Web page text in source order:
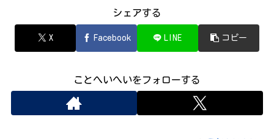
シェアする
X Facebook LINE コピー
ことへいへいをフォローする